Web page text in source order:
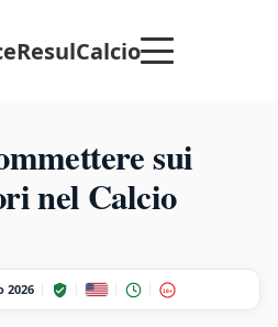
sui
nel Calcio
2026 18+